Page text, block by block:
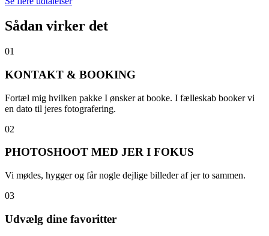
Sådan virker det
01
KONTAKT & BOOKING
Fortæl mig hvilken pakke I ønsker at booke. I fælleskab booker vi
en dato til jeres fotografering.
02
PHOTOSHOOT MED JER I FOKUS
Vi mødes, hygger og får nogle dejlige billeder af jer to sammen.
03
Udvælg dine favoritter